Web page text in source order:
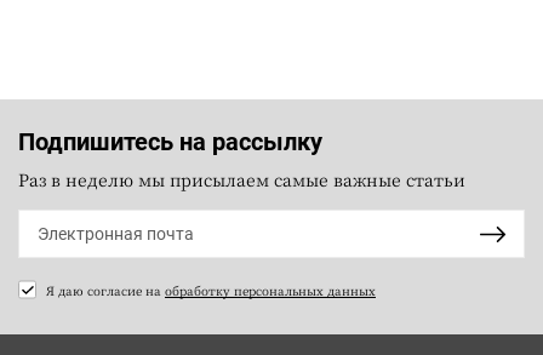
Подпишитесь на рассылку
Раз в неделю мы присылаем самые важные статьи
Я даю согласие на обработку персональных данных